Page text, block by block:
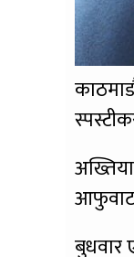
आफुवाट
बुधवार